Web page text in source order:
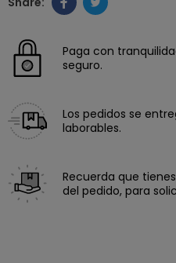
Paga con
seguro.
Los pedidos se
laborables.
Recuerda que
del pedido, para